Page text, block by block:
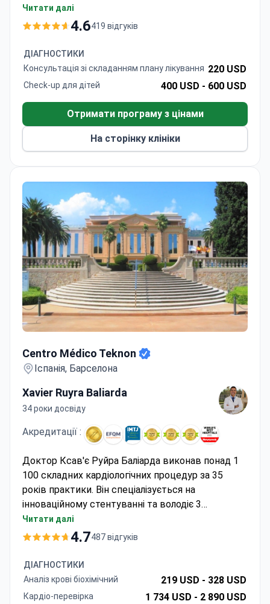
Меморіал Шішлі може коштувати від 1 100 до 3
750 доларів США; зазвичай він включає
розробку індивідуального плану лікування.
Госпіталь має акредитацію JCI — це перший
медичний заклад у Туреччині, що підтвердив
Пацієнти оцінюють роботу доктора Ферахджана
на 4,6 бала за його персоналізований підхід до
Читати далі
4.6419 відгуків
ДІАГНОСТИКИ
Консультація зі складанням плану лікування 220 USD
Check-up для дітей 400 USD - 600 USD
Отримати програму з цінами
На сторінку клініки
Centro Médico Teknon
Іспанія, Барселона
Xavier Ruyra Baliarda
34 роки досвіду
Акредитації :
Доктор Ксав'є Руйра Баліарда виконав понад 1
100 складних кардіологічних процедур за 35
років практики. Він спеціалізується на
інноваційному стентуванні та володіє 3
патентами на методи пластики мітрального
клапана. Вартість процедури в медичному центрі
зазвичай ця сума покриває 3–5 днів
госпіталізації, перебування в реанімації за
потреби, гонорари хірургів та всі витратні
Читати далі
4.7487 відгуків
ДІАГНОСТИКИ
Аналіз крові біохімічний
219 USD - 328 USD
Кардіо-перевірка 1 734 USD - 2 890 USD